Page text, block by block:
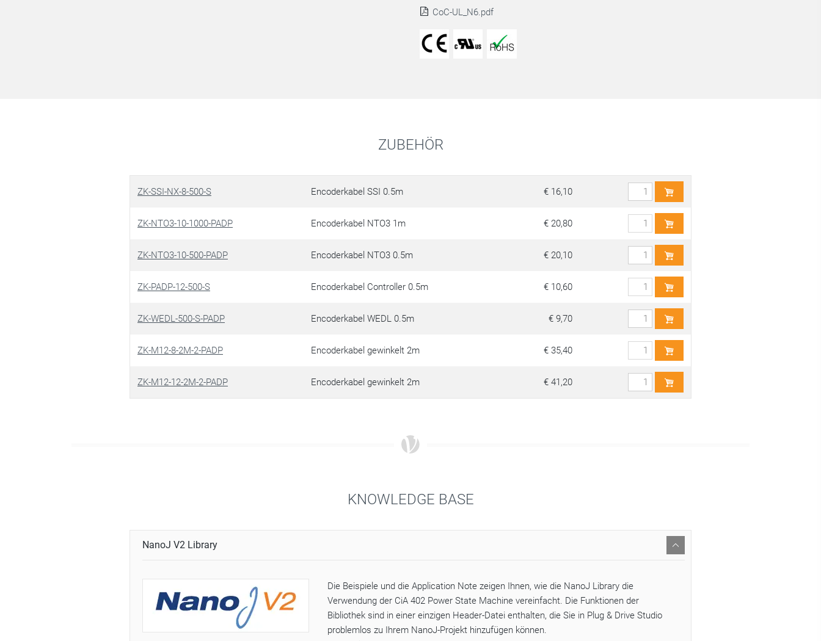
CoC-UL_N6.pdf
ZUBEHÖR
ZK-SSI-NX-8-500-S Encoderkabel SSI 0.5m € 16,10
ZK-NTO3-10-1000-PADP Encoderkabel NTO3 1m € 20,80
ZK-NTO3-10-500-PADP Encoderkabel NTO3 0.5m € 20,10
ZK-PADP-12-500-S Encoderkabel Controller 0.5m € 10,60
ZK-WEDL-500-S-PADP Encoderkabel WEDL 0.5m € 9,70
ZK-M12-8-2M-2-PADP Encoderkabel gewinkelt 2m € 35,40
ZK-M12-12-2M-2-PADP Encoderkabel gewinkelt 2m € 41,20
KNOWLEDGE BASE
NanoJ V2 Library
Die Beispiele und die Application Note zeigen Ihnen, wie die NanoJ Library die
Verwendung der CiA 402 Power State Machine vereinfacht. Die Funktionen der
Bibliothek sind in einer einzigen Header-Datei enthalten, die Sie in Plug & Drive Studio
problemlos zu Ihrem NanoJ-Projekt hinzufügen können.